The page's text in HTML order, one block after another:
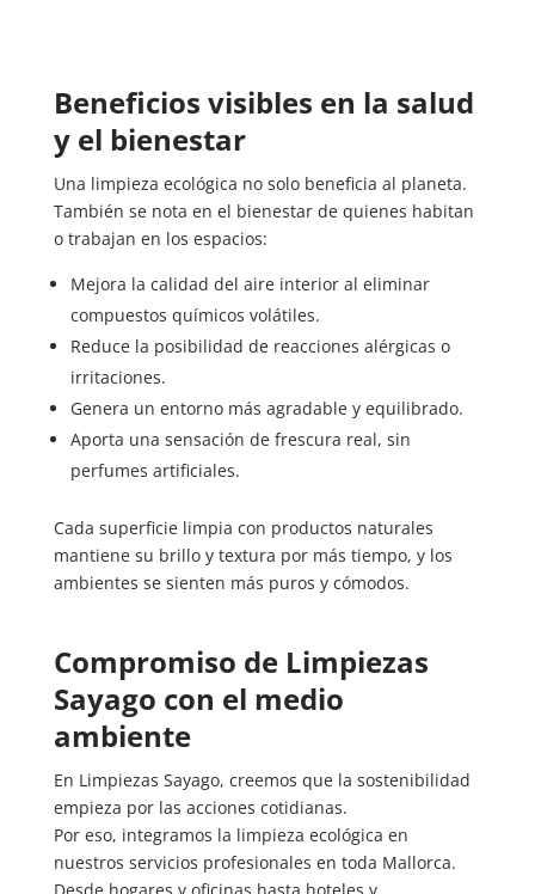
Beneficios visibles en la salud
y el bienestar
Una limpieza ecológica no solo beneficia al planeta.
También se nota en el bienestar de quienes habitan
o trabajan en los espacios:
Mejora la calidad del aire interior al eliminar
compuestos químicos volátiles.
Reduce la posibilidad de reacciones alérgicas o
irritaciones.
Genera un entorno más agradable y equilibrado.
Aporta una sensación de frescura real, sin
perfumes artificiales.
Cada superficie limpia con productos naturales
mantiene su brillo y textura por más tiempo, y los
ambientes se sienten más puros y cómodos.
Compromiso de Limpiezas
Sayago con el medio
ambiente
En Limpiezas Sayago, creemos que la sostenibilidad
empieza por las acciones cotidianas.
Por eso, integramos la limpieza ecológica en
nuestros servicios profesionales en toda Mallorca.
Desde hogares y oficinas hasta hoteles y